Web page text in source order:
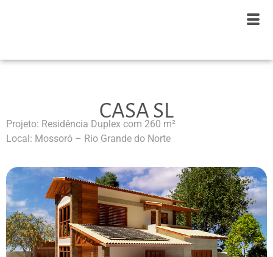
CASA SL
Projeto: Residência Duplex com 260 m²
Local: Mossoró – Rio Grande do Norte